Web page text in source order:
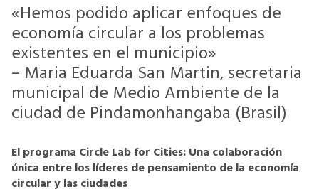
«Hemos podido aplicar enfoques de
economía circular a los problemas
existentes en el municipio»
– Maria Eduarda San Martin, secretaria
municipal de Medio Ambiente de la
ciudad de Pindamonhangaba (Brasil)
El programa Circle Lab for Cities: Una colaboración
única entre los líderes de pensamiento de la economía
circular y las ciudades